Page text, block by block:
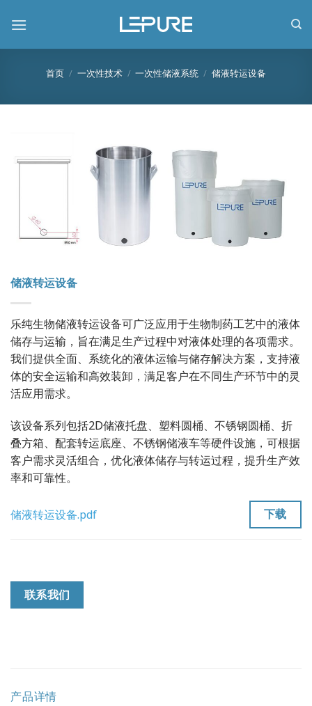
首页 / 一次性技术 / 一次性储液系统 / 储液转运设备
储液转运设备
乐纯生物储液转运设备可广泛应用于生物制药工艺中的液体
储存与运输，旨在满足生产过程中对液体处理的各项需求。
我们提供全面、系统化的液体运输与储存解决方案，支持液
体的安全运输和高效装卸，满足客户在不同生产环节中的灵
活应用需求。
该设备系列包括2D储液托盘、塑料圆桶、不锈钢圆桶、折
叠方箱、配套转运底座、不锈钢储液车等硬件设施，可根据
客户需求灵活组合，优化液体储存与转运过程，提升生产效
率和可靠性。
储液转运设备.pdf 下载
联系我们
产品详情